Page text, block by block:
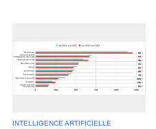
INTELLIGENCE ARTIFICIELLE